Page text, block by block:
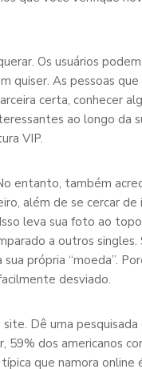
Os usuários
quiser. ​​​​​​​As pessoas
certa, conhecer
ao longo da
VIP.
entanto, também
além de se cercar de
leva sua foto ao
a outros
própria “moeda”.
desviado.
Dê uma pesquisada
dos americanos
que namora